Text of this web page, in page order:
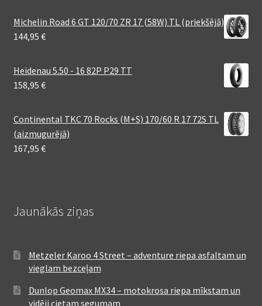
Michelin Road 6 GT 120/70 ZR 17 (58W) TL (priekšējā)
144,95 €
Heidenau 5.50 - 16 82P P29 TT
158,95 €
Continental TKC 70 Rocks (M+S) 170/60 R 17 72S TL
(aizmugurējā)
167,95 €
Jaunākās ziņas
Metzeler Karoo 4 Street – adventure riepa asfaltam un
vieglam bezceļam
Dunlop Geomax MX34 – motokrosa riepa mīkstam un
vidēji cietam segumam